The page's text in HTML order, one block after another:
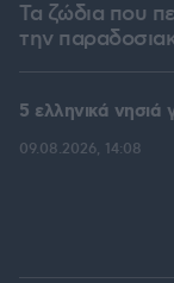
Τα ζώδια που
την
5 ελληνικά νησιά
09.08.2026, 14:08